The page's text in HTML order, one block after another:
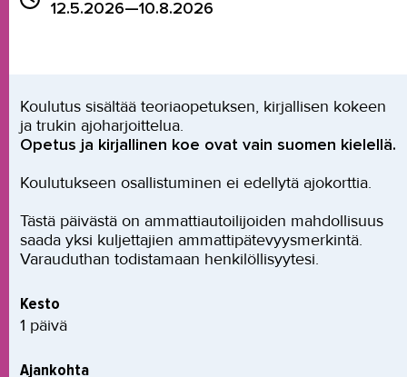
12.5.2026—10.8.2026
Koulutus sisältää teoriaopetuksen, kirjallisen kokeen
ja trukin ajoharjoittelua.
Opetus ja kirjallinen koe ovat vain suomen kielellä.
Koulutukseen osallistuminen ei edellytä ajokorttia.
Tästä päivästä on ammattiautoilijoiden mahdollisuus
saada yksi kuljettajien ammattipätevyysmerkintä.
Varauduthan todistamaan henkilöllisyytesi.
Kesto
1 päivä
Ajankohta